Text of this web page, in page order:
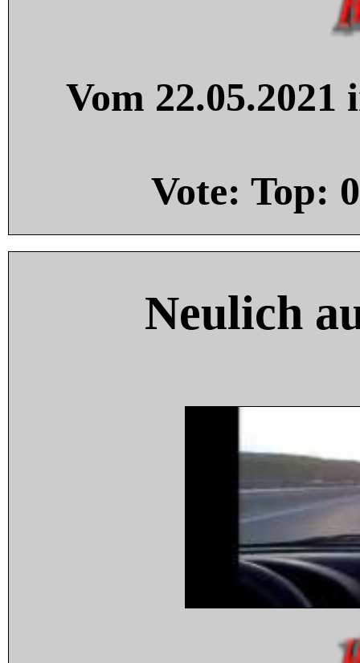
Vom
Vote: Top: 0
Neulich